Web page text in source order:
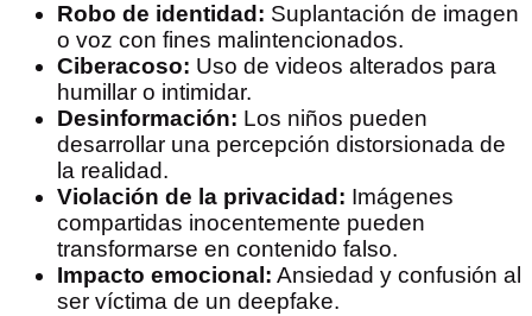
Robo de identidad: Suplantación de imagen
o voz con fines malintencionados.
Ciberacoso: Uso de videos alterados para
humillar o intimidar.
Desinformación: Los niños pueden
desarrollar una percepción distorsionada de
la realidad.
Violación de la privacidad: Imágenes
compartidas inocentemente pueden
transformarse en contenido falso.
Impacto emocional: Ansiedad y confusión al
ser víctima de un deepfake.